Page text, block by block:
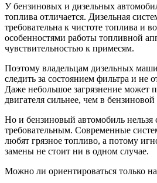
У бензиновых и дизельных
топлива отличается. Дизельная
требовательна к чистоте топлива и
особенностями работы топливной
чувствительностью к примесям.
Поэтому владельцам дизельных
следить за состоянием фильтра и не
Даже небольшое загрязнение может
двигателя сильнее, чем в
Но и бензиновый автомобиль нельзя
требовательным. Современные
любят грязное топливо, а потому
замены не стоит ни в одном случае.
Можно ли ориентироваться только